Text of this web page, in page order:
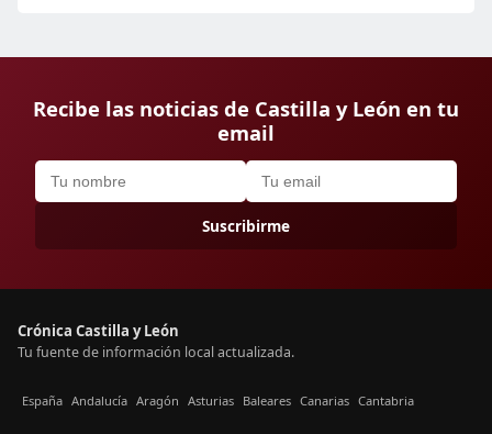
Recibe las noticias de Castilla y León en tu
email
Suscribirme
Crónica Castilla y León
Tu fuente de información local actualizada.
España Andalucía Aragón Asturias Baleares Canarias Cantabria